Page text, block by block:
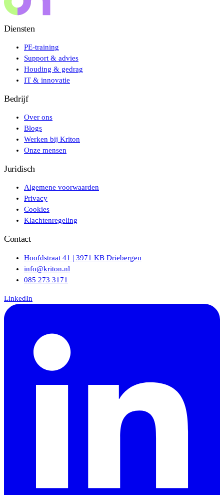
Diensten
PE-training
Support & advies
Houding & gedrag
IT & innovatie
Bedrijf
Over ons
Blogs
Werken bij Kriton
Onze mensen
Juridisch
Algemene voorwaarden
Privacy
Cookies
Klachtenregeling
Contact
Hoofdstraat 41 | 3971 KB Driebergen
info@kriton.nl
085 273 3171
LinkedIn